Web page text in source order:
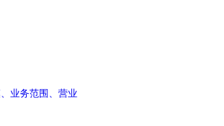
业务范围、营业